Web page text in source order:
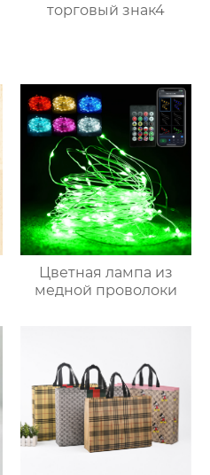
торговый знак4
Цветная лампа из
медной проволоки